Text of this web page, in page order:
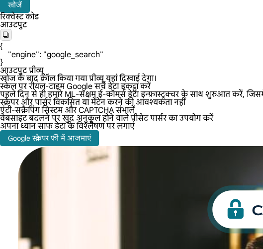
खोजें
रिक्वेस्ट कोड
आउटपुट
{
    "engine": "google_search"
}
आउटपुट प्रीव्यू
खोज के बाद क्रॉल किया गया प्रीव्यू यहां दिखाई देगा।
स्केल पर रीयल-टाइम Google सर्च डेटा इकट्ठा करें
पहले दिन से ही हमारे ML-सक्षम ई-कॉमर्स डेटा इन्फ्रास्ट्रक्चर के साथ शुरुआत करें,
स्क्रेपर और पार्सर विकसित या मेंटेन करने की आवश्यकता नहीं
एंटी-सक्रैपिंग सिस्टम और CAPTCHA संभालें
वेबसाइट बदलने पर खुद अनुकूल होने वाले प्रीसेट पार्सर का उपयोग करें
अपना ध्यान साफ डेटा के विश्लेषण पर लगाएं
Google स्क्रेपर फ्री में आजमाएं